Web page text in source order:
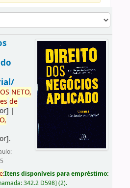
NETO,
de
|
.
:Itens disponíveis para empréstimo:
342.2 D598] (2).